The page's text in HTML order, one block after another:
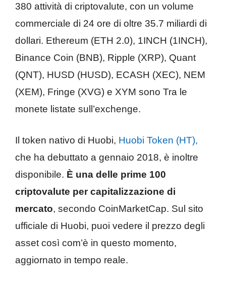
380 attività di criptovalute, con un volume
commerciale di 24 ore di oltre 35.7 miliardi di
dollari. Ethereum (ETH 2.0), 1INCH (1INCH),
Binance Coin (BNB), Ripple (XRP), Quant
(QNT), HUSD (HUSD), ECASH (XEC), NEM
(XEM), Fringe (XVG) e XYM sono Tra le
monete listate sull’exchenge.
Il token nativo di Huobi, Huobi Token (HT),
che ha debuttato a gennaio 2018, è inoltre
disponibile. È una delle prime 100
criptovalute per capitalizzazione di
mercato, secondo CoinMarketCap. Sul sito
ufficiale di Huobi, puoi vedere il prezzo degli
asset così com’è in questo momento,
aggiornato in tempo reale.